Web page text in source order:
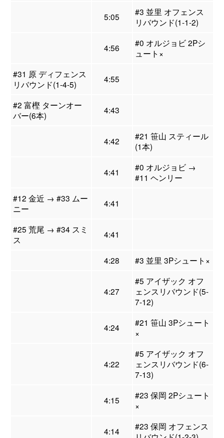
5:05
#3 並里 オフェンス
リバウンド(1-1-2)
4:56
#0 オルジョビ 2Pシ
ュート×
#31 原 ディフェンス
リバウンド(1-4-5)
4:55
#2 富樫 ターンオー
バー(6本)
4:43
4:42
#21 笹山 スティール
(1本)
4:41
#0 オルジョビ →
#11 ヘンリー
#12 金近 → #33 ムー
ニー
4:41
#25 荒尾 → #34 スミ
ス
4:41
4:28 #3 並里 3Pシュート×
4:27
#5 アイザック オフ
ェンスリバウンド(5-
7-12)
4:24
#21 笹山 3Pシュート
×
4:22
#5 アイザック オフ
ェンスリバウンド(6-
7-13)
4:15
#23 保岡 2Pシュート
×
4:14
#23 保岡 オフェンス